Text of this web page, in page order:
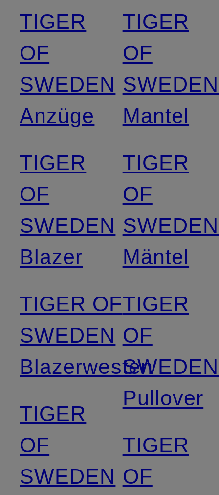
TIGER
OF
SWEDEN
Anzüge
TIGER
OF
SWEDEN
Blazer
TIGER OF
SWEDEN
Blazerwesten
TIGER
OF
SWEDEN
TIGER
OF
SWEDEN
Mantel
TIGER
OF
SWEDEN
Mäntel
TIGER
OF
SWEDEN
Pullover
TIGER
OF